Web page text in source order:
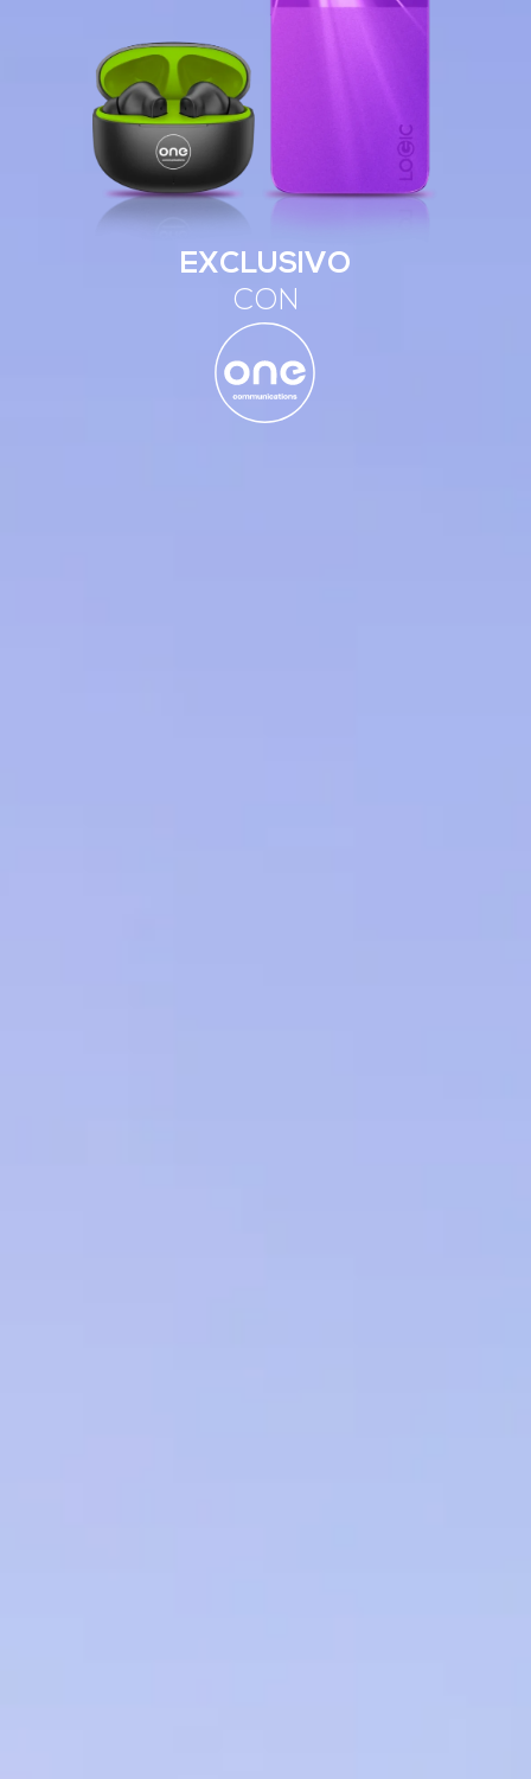
EXCLUSIVO
CON